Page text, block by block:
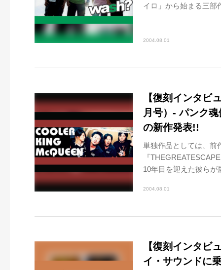
イロ」から始まる三部
2004.08.01
【復刻インタビ
月号）- パンク
の新作発表!!
単独作品としては、前
『
10年目を迎えた彼らが
2004.08.01
【復刻インタビ
イ・サウンドに